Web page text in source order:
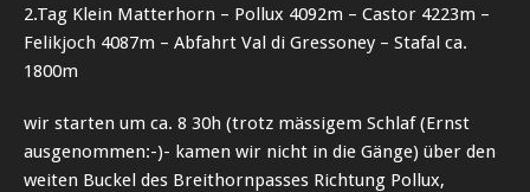
2.Tag Klein Matterhorn – Pollux 4092m – Castor 4223m –
Felikjoch 4087m – Abfahrt Val di Gressoney – Stafal ca.
1800m
wir starten um ca. 8 30h (trotz mässigem Schlaf (Ernst
ausgenommen:-)- kamen wir nicht in die Gänge) über den
weiten Buckel des Breithornpasses Richtung Pollux,